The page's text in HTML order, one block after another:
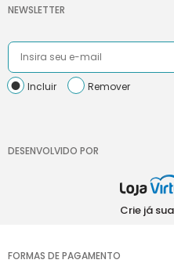
NEWSLETTER
Incluir Remover
DESENVOLVIDO POR
Crie já
FORMAS DE PAGAMENTO